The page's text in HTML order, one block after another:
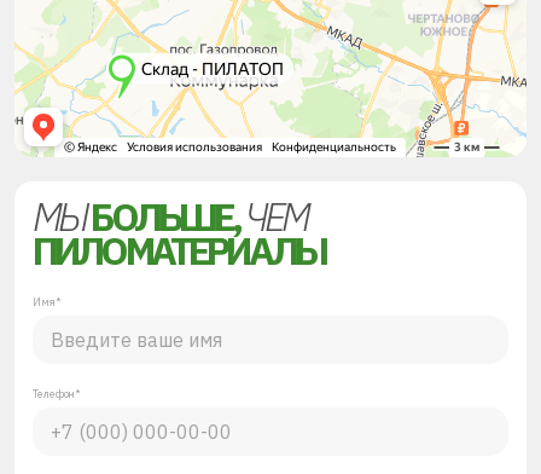
МЫБОЛЬШЕ,ЧЕМ
ПИЛОМАТЕРИАЛЫ
Имя*
Телефон*